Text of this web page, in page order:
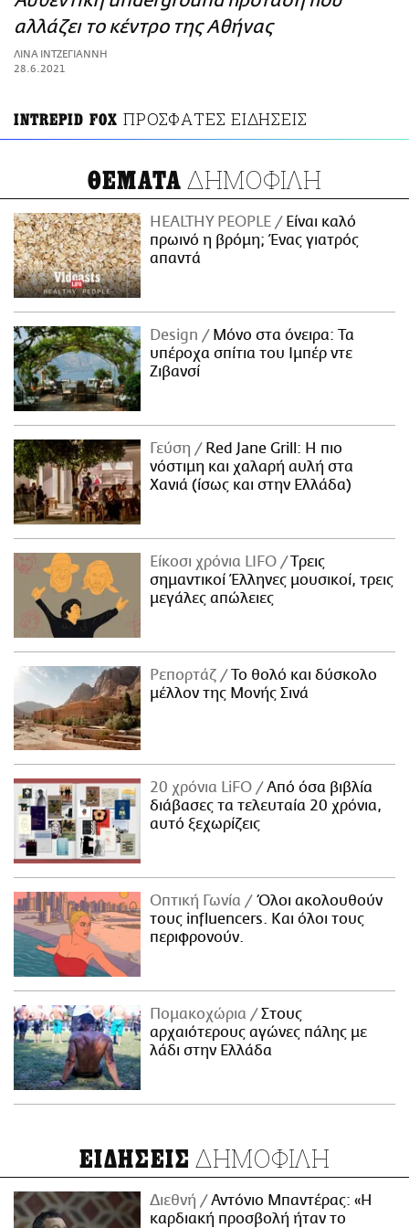
ΑΜΠΑ
PRINT
αλλάζει το κέντρο της Αθήνας
ΛΙΝΑ ΙΝΤΖΕΓΙΑΝΝΗ
28.6.2021
INTREPID FOX ΠΡΟΣΦΑΤΕΣ ΕΙΔΗΣΕΙΣ
ΘΕΜΑΤΑ ΔΗΜΟΦΙΛΗ
HEALTHY PEOPLE
Είναι καλό
πρωινό η βρόμη; Ένας γιατρός
απαντά
Design
Μόνο στα όνειρα: Τα
υπέροχα σπίτια του Ιμπέρ ντε
Ζιβανσί
Γεύση
Red Jane Grill: Η πιο
νόστιμη και χαλαρή αυλή στα
Χανιά (ίσως και στην Ελλάδα)
Είκοσι χρόνια LIFO
Tρεις
σημαντικοί Έλληνες μουσικοί, τρεις
μεγάλες απώλειες
Ρεπορτάζ
Το θολό και δύσκολο
μέλλον της Μονής Σινά
20 χρόνια LiFO
Από όσα βιβλία
διάβασες τα τελευταία 20 χρόνια,
αυτό ξεχωρίζεις
Οπτική Γωνία
Όλοι ακολουθούν
τους influencers. Και όλοι τους
περιφρονούν.
Πομακοχώρια
Στους
αρχαιότερους αγώνες πάλης με
λάδι στην Ελλάδα
ΕΙΔΗΣΕΙΣ ΔΗΜΟΦΙΛΗ
Διεθνή
Αντόνιο Μπαντέρας: «Η
καρδιακή προσβολή ήταν το